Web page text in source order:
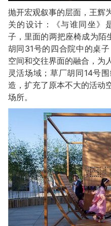
抛开宏观叙事的层面，王辉
关的设计：《与谁同坐》
子，里面的两把座椅成为陌
胡同31号的四合院中的桌
空间和交往界面的融合，为
灵活场域；草厂胡同14号
造，扩充了原本不大的活动
场所。